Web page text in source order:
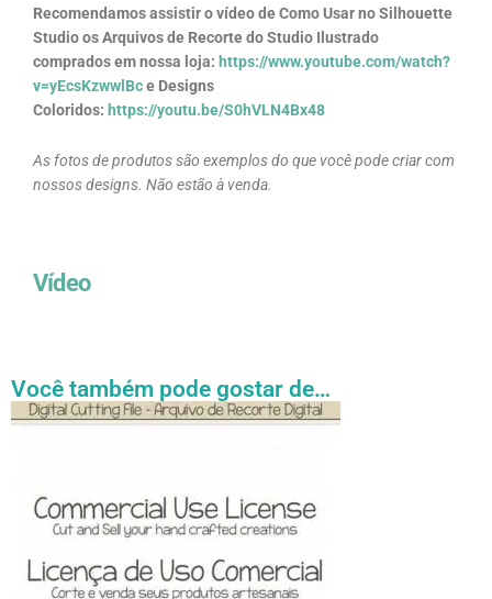
Recomendamos assistir o vídeo de Como Usar no Silhouette
Studio os Arquivos de Recorte do Studio Ilustrado
comprados em nossa loja: https://www.youtube.com/watch?
v=yEcsKzwwlBce Designs
Coloridos: https://youtu.be/S0hVLN4Bx48
As fotos de produtos são exemplos do que você pode criar com
nossos designs. Não estão à venda.
Vídeo
Você também pode gostar de…
Faixa
de
R$ 54.89
Este
variantes.
As
podem